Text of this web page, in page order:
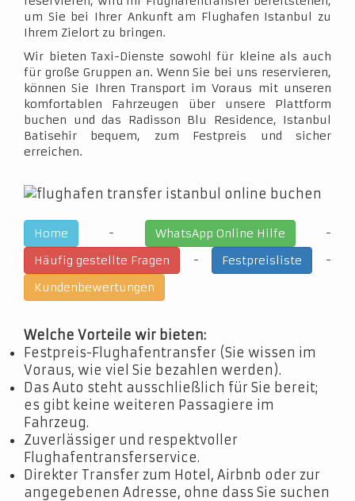
um Sie bei Ihrer Ankunft am Flughafen Istanbul zu
Ihrem Zielort zu bringen.
Wir bieten Taxi-Dienste sowohl für kleine als auch
für große Gruppen an. Wenn Sie bei uns reservieren,
können Sie Ihren Transport im Voraus mit unseren
komfortablen Fahrzeugen über unsere Plattform
buchen und das Radisson Blu Residence, Istanbul
Batisehir bequem, zum Festpreis und sicher
erreichen.
Home - WhatsApp Online Hilfe
-
Häufig gestellte Fragen
- Festpreisliste
-
Kundenbewertungen
Welche Vorteile wir bieten:
Festpreis-Flughafentransfer (Sie wissen im
Voraus, wie viel Sie bezahlen werden).
Das Auto steht ausschließlich für Sie bereit;
es gibt keine weiteren Passagiere im
Fahrzeug.
Zuverlässiger und respektvoller
Flughafentransferservice.
Direkter Transfer zum Hotel, Airbnb oder zur
angegebenen Adresse, ohne dass Sie suchen